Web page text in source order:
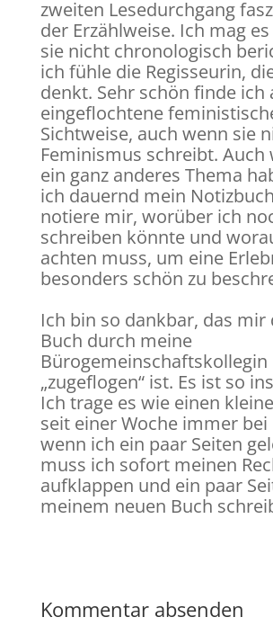
zweiten Lesedurchgang
der Erzählweise. Ich mag
sie nicht chronologisch
ich fühle die Regisseurin,
denkt. Sehr schön finde ich
eingeflochtene
Sichtweise, auch wenn sie
Feminismus schreibt. Auch
ein ganz anderes Thema
ich dauernd mein
notiere mir, worüber ich
schreiben könnte und
achten muss, um eine
besonders schön zu
Ich bin so dankbar, das mir
Buch durch meine
Bürogemeinschaftskollegin
„zugeflogen“ ist. Es ist so
Ich trage es wie einen
seit einer Woche immer
wenn ich ein paar Seiten
muss ich sofort meinen
aufklappen und ein paar
meinem neuen Buch
Kommentar absenden